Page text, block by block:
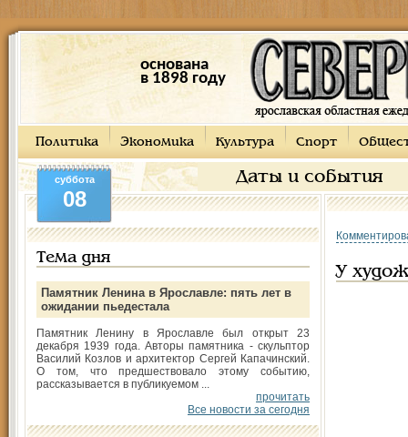
основана
в 1898 году
Политика Экономика Культура Спорт
Даты и события
суббота
08
Тема дня
Памятник Ленина в Ярославле: пять лет в
ожидании пьедестала
Памятник Ленину в Ярославле был открыт 23
декабря 1939 года. Авторы памятника - скульптор
Василий Козлов и архитектор Сергей Капачинский.
О том, что предшествовало этому событию,
рассказывается в публикуемом ...
прочитать
Все новости за сегодня
У